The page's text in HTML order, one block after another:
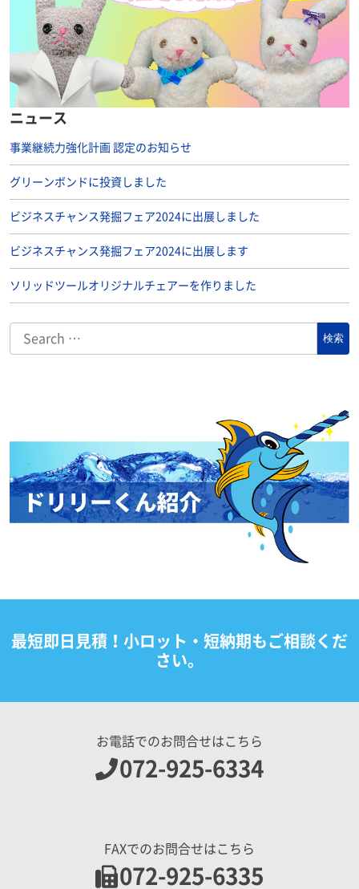
ニュース
事業継続力強化計画 認定のお知らせ
グリーンボンドに投資しました
ビジネスチャンス発掘フェア2024に出展しました
ビジネスチャンス発掘フェア2024に出展します
ソリッドツールオリジナルチェアーを作りました
最短即日見積！小ロット・短納期もご相談くだ
さい。
お電話でのお問合せはこちら
072-925-6334
FAXでのお問合せはこちら
072-925-6335